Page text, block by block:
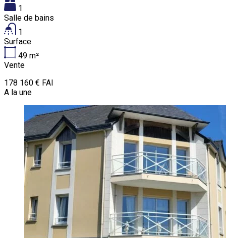
1
Salle de bains
1
Surface
49 m²
Vente
178 160 € FAI
A la une